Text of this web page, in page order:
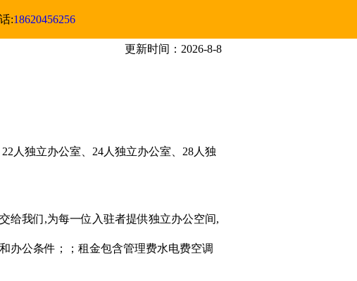
:18620456256
更新时间：2026-8-8
人独立办公室、24人独立办公室、28人独
给我们,为每一位入驻者提供独立办公空间,
办公条件；；租金包含管理费水电费空调